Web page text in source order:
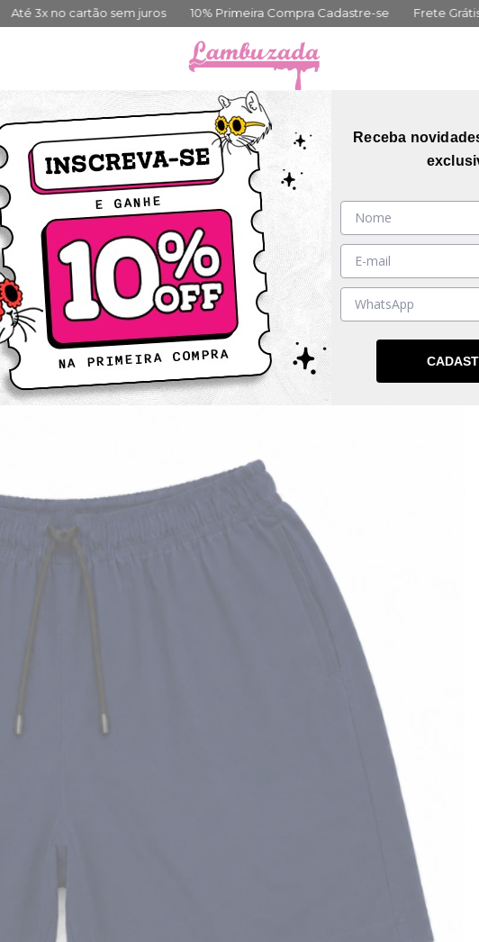
sem juros 10% Primeira Compra Cadastre-se Frete Grátis acima de
Categorias Coleções Mais Vendidos Guia de
Receba